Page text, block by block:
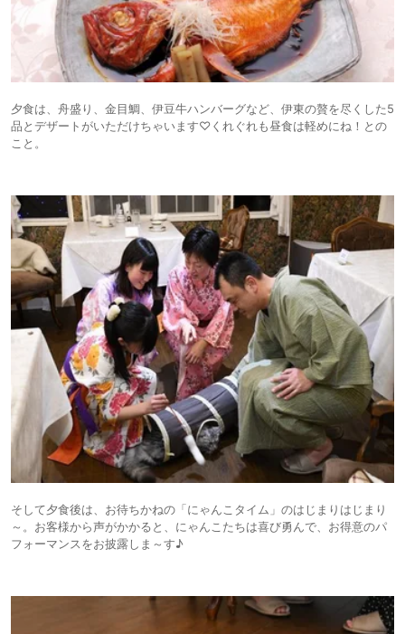
夕食は、舟盛り、金目鯛、伊豆牛ハンバーグなど、伊東の贅を尽くした5
品とデザートがいただけちゃいます♡くれぐれも昼食は軽めにね！との
こと。
そして夕食後は、お待ちかねの「にゃんこタイム」のはじまりはじまり
～。お客様から声がかかると、にゃんこたちは喜び勇んで、お得意のパ
フォーマンスをお披露しま～す♪